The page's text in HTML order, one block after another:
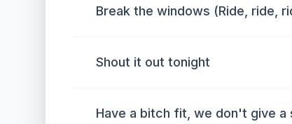
Break the windows (Ride, ride,
Shout it out tonight
Have a bitch fit, we don't give a